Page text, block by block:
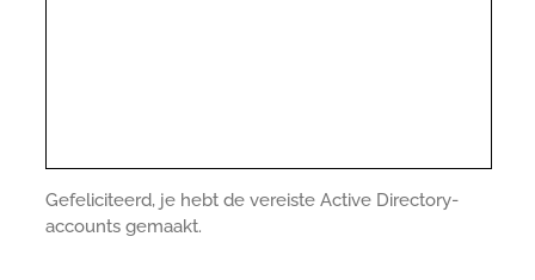
Gefeliciteerd, je hebt de vereiste Active Directory-
accounts gemaakt.